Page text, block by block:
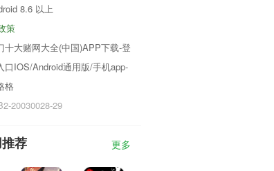
8.6 以上
策
十大赌网大全(中国)APP下载-登
口IOS/Android通用版/手机app-
格
20030028-29
荐 更多